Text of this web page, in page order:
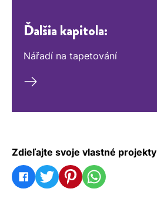
Ďalšia kapitola:
Nářadí na tapetování
Zdieľajte svoje vlastné projekty